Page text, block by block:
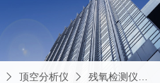
顶空分析仪 残氧检测仪